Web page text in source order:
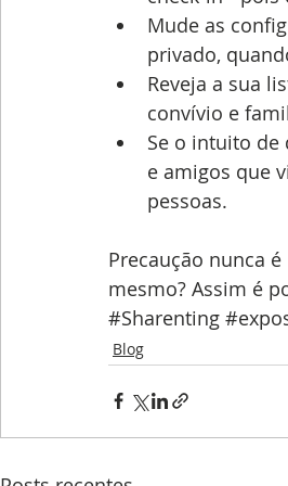
Mude as
privado,
Reveja a sua
convívio e
Se o intuito
e amigos que
pessoas.
Precaução nunca
mesmo? Assim é
#Sharenting
Blog